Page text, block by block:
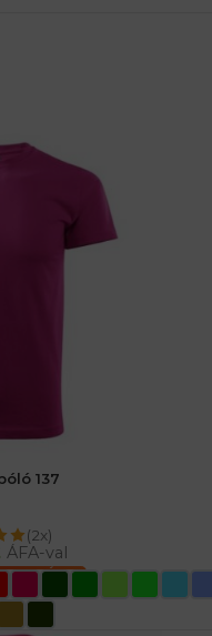
137
(2x)
ÁFA-val